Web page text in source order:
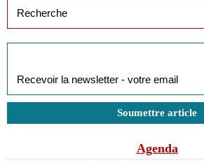
Soumettre article
Agenda